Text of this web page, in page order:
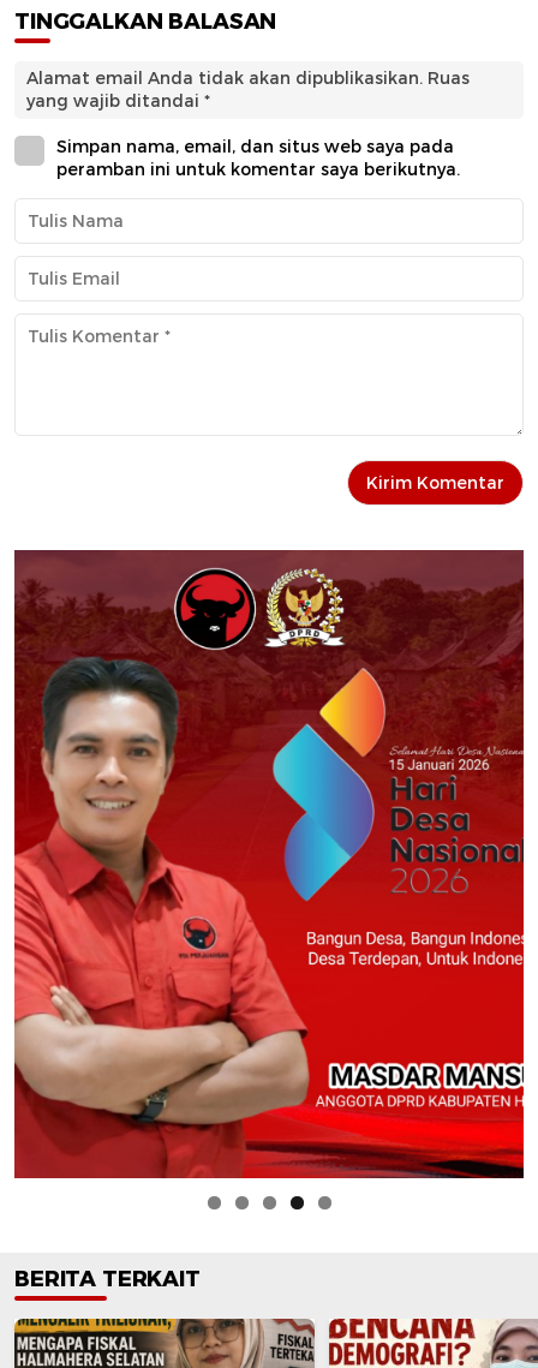
TINGGALKAN BALASAN
Alamat email Anda tidak akan dipublikasikan. Ruas
yang wajib ditandai *
Simpan nama, email, dan situs web saya pada
peramban ini untuk komentar saya berikutnya.
BERITA TERKAIT